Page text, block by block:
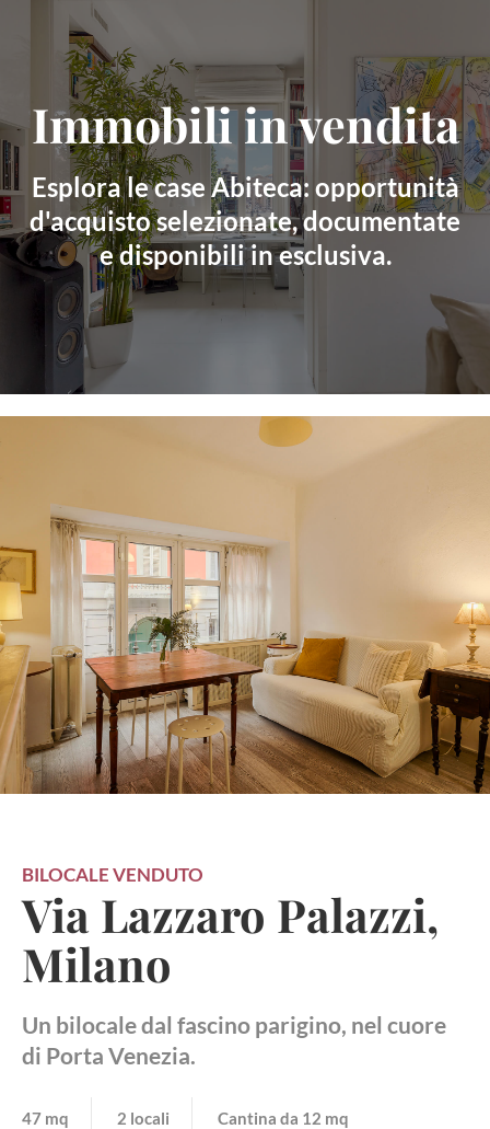
Immobili in vendita
Esplora le case Abiteca: opportunità
d'acquisto selezionate, documentate
e disponibili in esclusiva.
BILOCALEVENDUTO
Via Lazzaro Palazzi,
Milano
Un bilocale dal fascino parigino, nel cuore
di Porta Venezia.
47 mq 2 locali Cantina da 12 mq